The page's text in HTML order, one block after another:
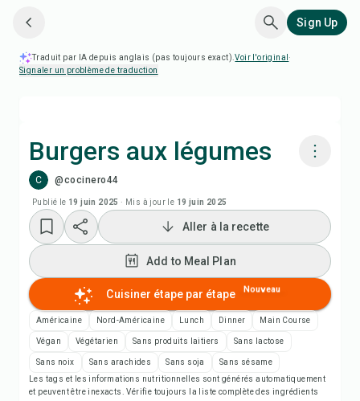
Sign Up
Traduit par IA depuis anglais (pas toujours exact).Voir l'original ·
Signaler un problème de traduction
Burgers aux légumes
C @cocinero44
Publié le 19 juin 2025 · Mis à jour le 19 juin 2025
Add to Meal Plan
Add to Shopping List
Notes de recette
Imprimer la recette
Aller à la recette
Add to Meal Plan
Cuisiner étape par étape Nouveau
Américaine Nord-Américaine Lunch Dinner Main Course
Végan Végétarien Sans produits laitiers Sans lactose
Sans noix Sans arachides Sans soja
Sans sésame
Les tags et les informations nutritionnelles sont générés automatiquement
et peuvent être inexacts. Vérifie toujours la liste complète des ingrédients